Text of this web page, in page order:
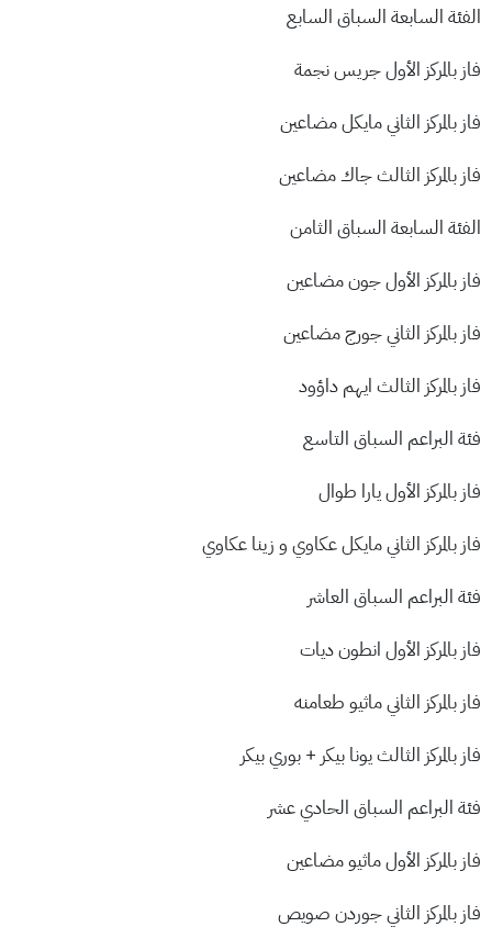
الفئة السابعة السباق السابع
فاز بالمركز الأول جريس نجمة
فاز بالمركز الثاني مايكل مضاعين
فاز بالمركز الثالث جاك مضاعين
الفئة السابعة السباق الثامن
فاز بالمركز الأول جون مضاعين
فاز بالمركز الثاني جورج مضاعين
فاز بالمركز الثالث ايهم داؤود
فئة البراعم السباق التاسع
فاز بالمركز الأول يارا طوال
فاز بالمركز الثاني مايكل عكاوي و زينا عكاوي
فئة البراعم السباق العاشر
فاز بالمركز الأول انطون ديات
فاز بالمركز الثاني ماثيو طعامنه
فاز بالمركز الثالث يونا بيكر + بوري بيكر
فئة البراعم السباق الحادي عشر
فاز بالمركز الأول ماثيو مضاعين
فاز بالمركز الثاني جوردن صويص